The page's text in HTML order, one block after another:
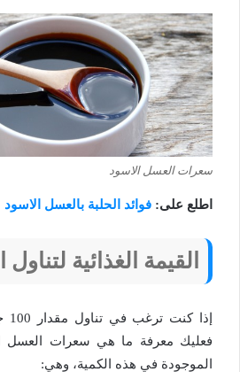
سعرات العسل الاسود
اطلع على: فوائد الحلبة بالعسل الاسود
القيمة الغذائية
فعليك معرفة ما هي سعرات العسل
الموجودة في هذه الكمية، وهي: